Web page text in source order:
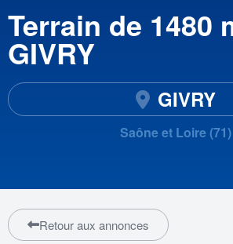
Terrain de 1480
GIVRY
GIVRY
Saône et Loire (71)
Retour aux annonces